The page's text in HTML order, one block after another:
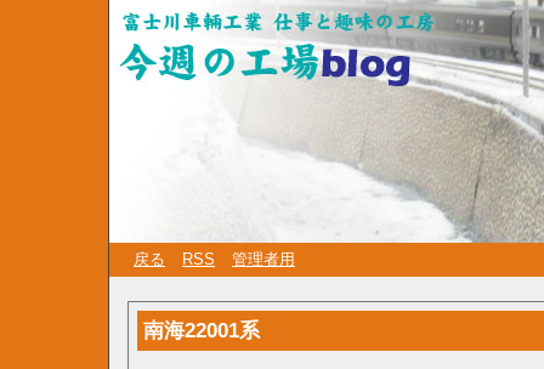
戻る RSS 管理者用
南海22001系